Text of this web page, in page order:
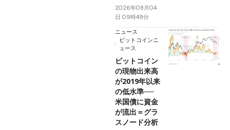
2026年08月04
日 09時49分
ニュース
ビットコインニ
ュース
ビットコイン
の現物出来高
が2019年以来
の低水準──
米国債に資金
が流出＝グラ
スノード分析